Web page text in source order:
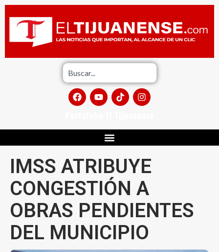
IMSS ATRIBUYE
CONGESTIÓN A
OBRAS PENDIENTES
DEL MUNICIPIO